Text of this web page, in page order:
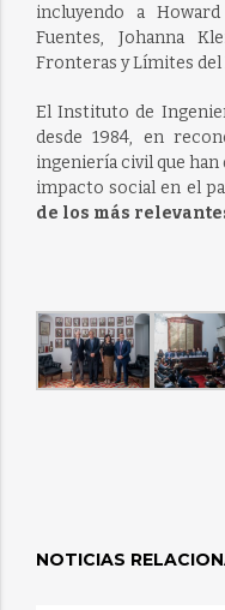
incluyendo a
Fuentes, Johanna
Fronteras y Límites del
El Instituto de
desde 1984, en
ingeniería civil que han
impacto social en el
de los más
NOTICIAS